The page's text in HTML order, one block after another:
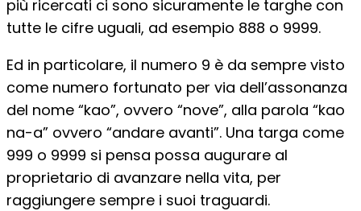
più ricercati ci sono sicuramente le targhe con
tutte le cifre uguali, ad esempio 888 o 9999.
Ed in particolare, il numero 9 è da sempre visto
come numero fortunato per via dell’assonanza
del nome “kao”, ovvero “nove”, alla parola “kao
na-a” ovvero “andare avanti”. Una targa come
999 o 9999 si pensa possa augurare al
proprietario di avanzare nella vita, per
raggiungere sempre i suoi traguardi.